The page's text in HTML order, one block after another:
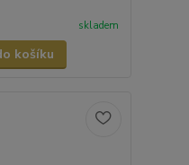
skladem
košíku